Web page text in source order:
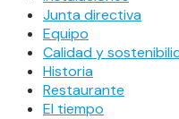
Junta directiva
Equipo
Calidad y
Historia
Restaurante
El tiempo